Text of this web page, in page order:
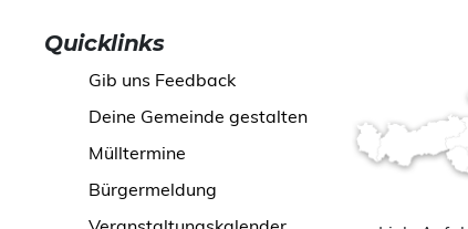
Quicklinks
Gib uns Feedback
Deine Gemeinde gestalten
Mülltermine
Bürgermeldung